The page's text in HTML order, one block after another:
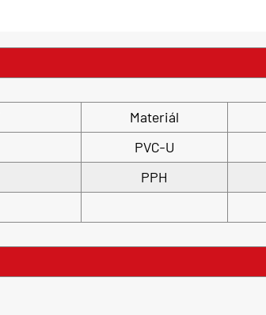
Materiál
PVC-U
PPH